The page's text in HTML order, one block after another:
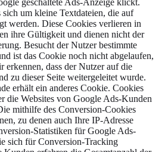
geschaltete Ads-Anzeige klickt.
um kleine Textdateien, die auf
werden. Diese Cookies verlieren in
ihre Gültigkeit und dienen nicht der
Besucht der Nutzer bestimmte
ist das Cookie noch nicht abgelaufen,
erkennen, dass der Nutzer auf die
zu dieser Seite weitergeleitet wurde.
erhält ein anderes Cookie. Cookies
die Websites von Google Ads-Kunden
mithilfe des Conversion-Cookies
zu denen auch Ihre IP-Adresse
Statistiken für Google Ads-
sich für Conversion-Tracking